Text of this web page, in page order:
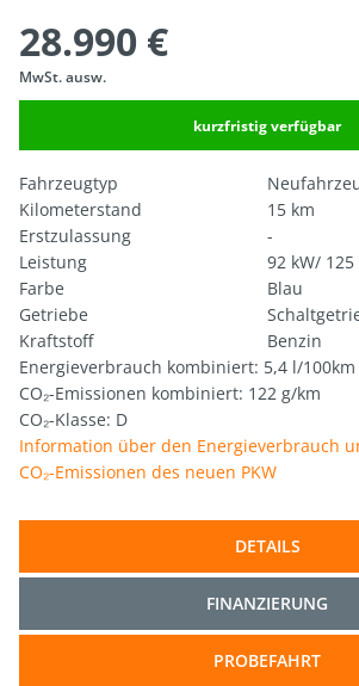
28.990 €
MwSt. ausw.
kurzfristig verfügbar
Fahrzeugtyp
Kilometerstand
15 km
Erstzulassung
-
Leistung
92 kW/ 125
Farbe
Blau
Getriebe
Kraftstoff
Benzin
Energieverbrauch kombiniert: 5,4 l/100km
CO₂-Emissionen kombiniert: 122 g/km
CO₂-Klasse: D
Information über den Energieverbrauch
CO₂-Emissionen des neuen PKW
DETAILS
FINANZIERUNG
PROBEFAHRT